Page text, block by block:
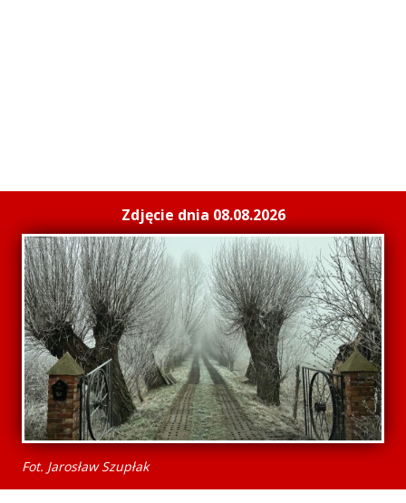
Zdjęcie dnia 08.08.2026
Fot. Jarosław Szupłak